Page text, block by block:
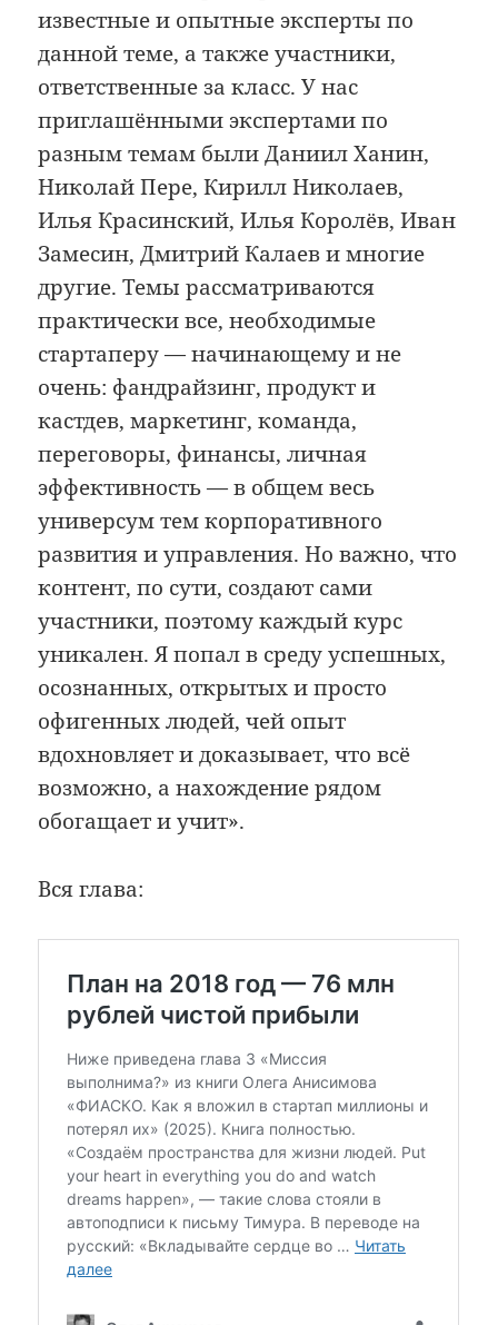
известные и опытные эксперты по
данной теме, а также участники,
ответственные за класс. У нас
приглашёнными экспертами по
разным темам были Даниил Ханин,
Николай Пере, Кирилл Николаев,
Илья Красинский, Илья Королёв, Иван
Замесин, Дмитрий Калаев и многие
другие. Темы рассматриваются
практически все, необходимые
стартаперу — начинающему и не
очень: фандрайзинг, продукт и
кастдев, маркетинг, команда,
переговоры, финансы, личная
эффективность — в общем весь
универсум тем корпоративного
развития и управления. Но важно, что
контент, по сути, создают сами
участники, поэтому каждый курс
уникален. Я попал в среду успешных,
осознанных, открытых и просто
офигенных людей, чей опыт
вдохновляет и доказывает, что всё
возможно, а нахождение рядом
обогащает и учит».
Вся глава: